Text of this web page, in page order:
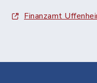
Finanzamt